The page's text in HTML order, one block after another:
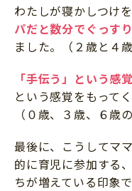
わたしが寝かしつけ
パだと数分でぐっすり
ました。（２歳と４歳
「手伝う」という感
という感覚をもって
（０歳、３歳、６歳
最後に、こうしてマ
的に育児に参加する
ちが増えている印象で